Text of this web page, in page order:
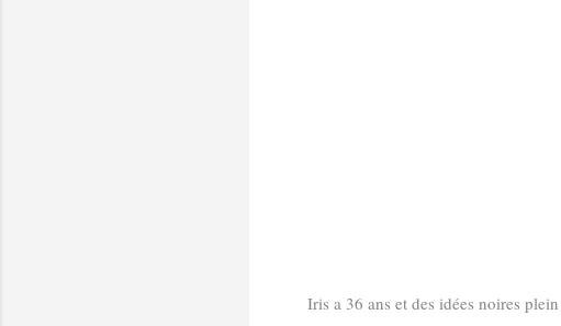
Iris a 36 ans et des idées noires